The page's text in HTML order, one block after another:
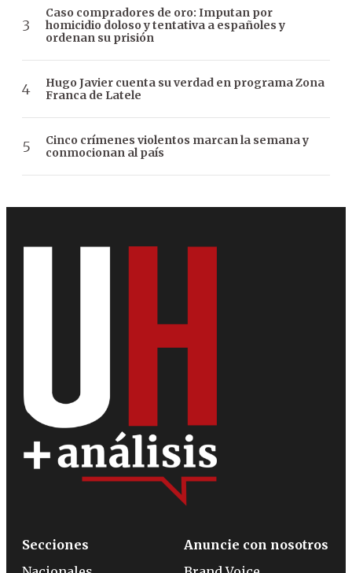
Caso compradores de oro: Imputan por
homicidio doloso y tentativa a españoles y
ordenan su prisión
Hugo Javier cuenta su verdad en programa Zona
Franca de Latele
Cinco crímenes violentos marcan la semana y
conmocionan al país
Secciones
Anuncie con nosotros